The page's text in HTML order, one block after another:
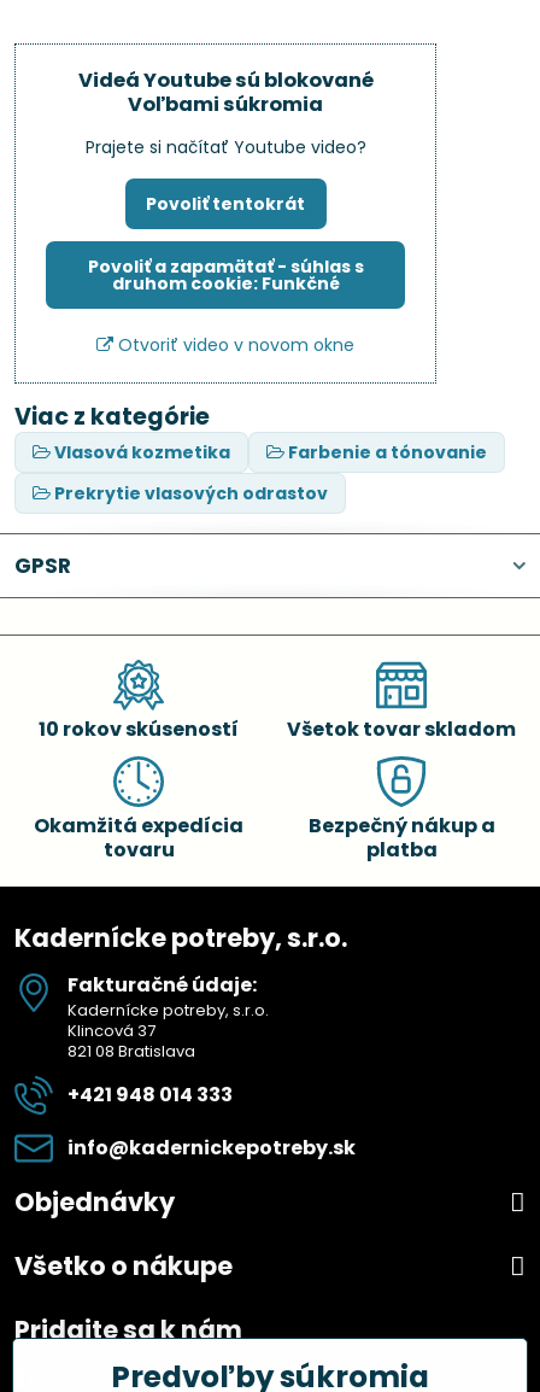
Videá Youtube sú blokované
Voľbami súkromia
Prajete si načítať Youtube video?
Povoliť tentokrát
Povoliť a zapamätať - súhlas s
druhom cookie: Funkčné
Otvoriť video v novom okne
Viac z kategórie
Vlasová kozmetika
Farbenie a tónovanie
Prekrytie vlasových odrastov
GPSR
10 rokov skúseností Všetok tovar skladom
Okamžitá expedícia
tovaru
Bezpečný nákup a
platba
Kadernícke potreby, s.r.o.
Fakturačné údaje:
Kadernícke potreby, s.r.o.
Klincová 37
821 08 Bratislava
+421 948 014 333
info​@kadernickepotreby​.sk
Objednávky
Všetko o nákupe
Pridajte sa k nám
FacebookPredvoľby súkromia